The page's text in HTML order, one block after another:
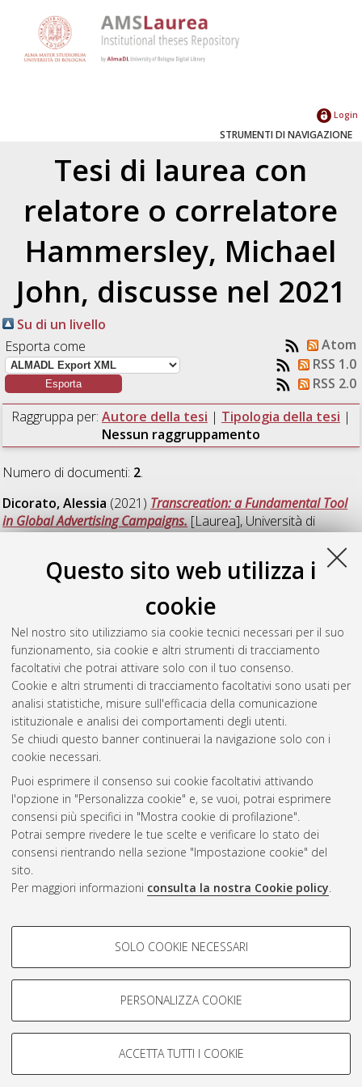
Questo sito web utilizza i
cookie
Nel nostro sito utilizziamo sia cookie tecnici necessari per il suo
funzionamento, sia cookie e altri strumenti di tracciamento
facoltativi che potrai attivare solo con il tuo consenso.
Cookie e altri strumenti di tracciamento facoltativi sono usati per
analisi statistiche, misure sull'efficacia della comunicazione
istituzionale e analisi dei comportamenti degli utenti.
Se chiudi questo banner continuerai la navigazione solo con i
cookie necessari.
Puoi esprimere il consenso sui cookie facoltativi attivando
l'opzione in "Personalizza cookie" e, se vuoi, potrai esprimere
consensi più specifici in "Mostra cookie di profilazione".
Potrai sempre rivedere le tue scelte e verificare lo stato dei
consensi rientrando nella sezione "Impostazione cookie" del
sito.
Per maggiori informazioni consulta la nostra Cookie policy.
COOKIE DI PROFILAZIONE -
Si tratta di cookie utilizzati per analizzare le caratteristiche della
navigazione degli utenti, creare profili in base al loro comportamento
Mostra cookie di profilazione
COOKIE TECNICI - NECESSARI
SOLO COOKIE NECESSARI
PERSONALIZZA COOKIE
ACCETTA TUTTI I COOKIE
Login
STRUMENTI DI NAVIGAZIONE
Tesi di laurea con
relatore o correlatore
Hammersley, Michael
John, discusse nel 2021
Su di un livello
Esporta come
Atom
RSS 1.0
RSS 2.0
Raggruppa per: Autore della tesi | Tipologia della tesi |
Nessun raggruppamento
Numero di documenti: 2.
Dicorato, Alessia (2021) Transcreation: a Fundamental Tool
in Global Advertising Campaigns.[Laurea], Università di
Bologna, Corso di Studio inMediazione linguistica
, Documento full-text non
disponibile
(2021)Testimony and Transmission:
di un’ebrea mantovana al tempo della Shoah”.[Laurea],
Università di Bologna, Corso di Studio in Mediazione
linguistica interculturale [L-DM270] - Forli'
Questa lista e' stata generata ilMon Aug 10 01:37:53 2026
CEST
Atom
Rss 1.0
Rss 2.0
AMS Laurea
Impostazioni Cookie
Informativa sulla privacy
Condizioni d’uso del sito